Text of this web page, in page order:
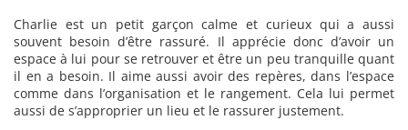
Charlie est un petit garçon calme et curieux qui a aussi
souvent besoin d’être rassuré. Il apprécie donc d’avoir un
espace à lui pour se retrouver et être un peu tranquille quant
il en a besoin. Il aime aussi avoir des repères, dans l’espace
comme dans l’organisation et le rangement. Cela lui permet
aussi de s’approprier un lieu et le rassurer justement.